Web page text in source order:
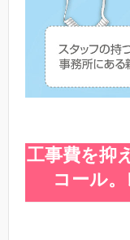
工事費を抑
コール